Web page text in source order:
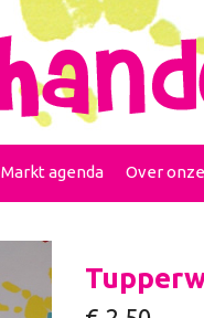
Markt agenda Over